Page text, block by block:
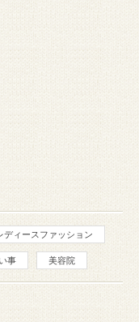
ディースファッション
事 美容院